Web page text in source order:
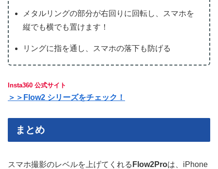
メタルリングの部分が右回りに回転し、スマホを
縦でも横でも置けます！
リングに指を通し、スマホの落下も防げる
Insta360 公式サイト
＞＞Flow2 シリーズをチェック！
まとめ
スマホ撮影のレベルを上げてくれる Flow2Proは、iPhone